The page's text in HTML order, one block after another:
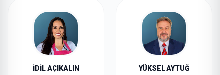
İDİL AÇIKALIN YÜKSEL AYTUĞ